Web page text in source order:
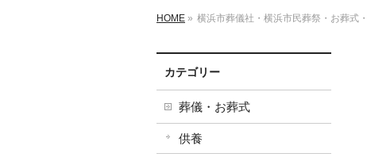
HOME » 横浜市葬儀社・横浜市民葬祭・お葬式
カテゴリー
葬儀・お葬式
供養